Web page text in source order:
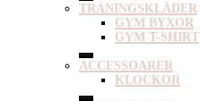
TRÄNINGSKLÄDER
GYM BYXOR
GYM T-SHIRT
ACCESSOARER
KLOCKOR